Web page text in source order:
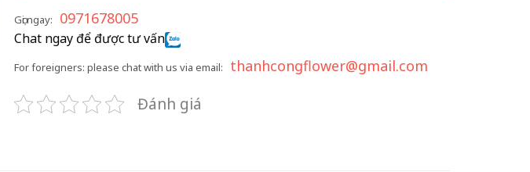
Gọi ngay: 0971678005
Chat ngay để được tư vấn
For foreigners: please chat with us via email: thanhcongflower@gmail.com
Đánh giá